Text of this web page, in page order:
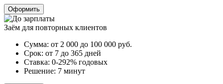
Оформить
Заём для повторных клиентов
Сумма: от 2 000 до 100 000 руб.
Срок: от 7 до 365 дней
Ставка: 0-292% годовых
Решение: 7 минут